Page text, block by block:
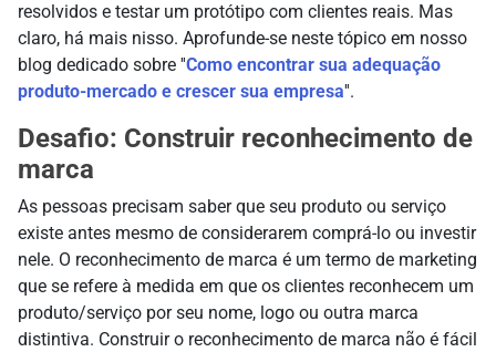
resolvidos e testar um protótipo com clientes reais. Mas
claro, há mais nisso. Aprofunde-se neste tópico em nosso
blog dedicado sobre ''Como encontrar sua adequação
produto-mercado e crescer sua empresa''.
Desafio: Construir reconhecimento de
marca
As pessoas precisam saber que seu produto ou serviço
existe antes mesmo de considerarem comprá-lo ou investir
nele. O reconhecimento de marca é um termo de marketing
que se refere à medida em que os clientes reconhecem um
produto/serviço por seu nome, logo ou outra marca
distintiva. Construir o reconhecimento de marca não é fácil